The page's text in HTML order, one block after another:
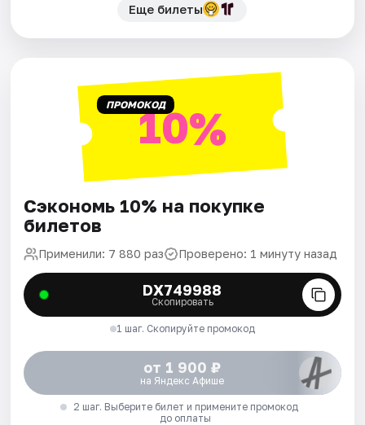
Еще билеты
ПРОМОКОД10%
Сэкономь 10% на покупке
билетов
Применили: 7 880 раз Проверено: 1 минуту назад
DX749988
Скопировать
1 шаг. Скопируйте промокод
от 1 900 ₽
на Яндекс Афише
2 шаг. Выберите билет и примените промокод
до оплаты